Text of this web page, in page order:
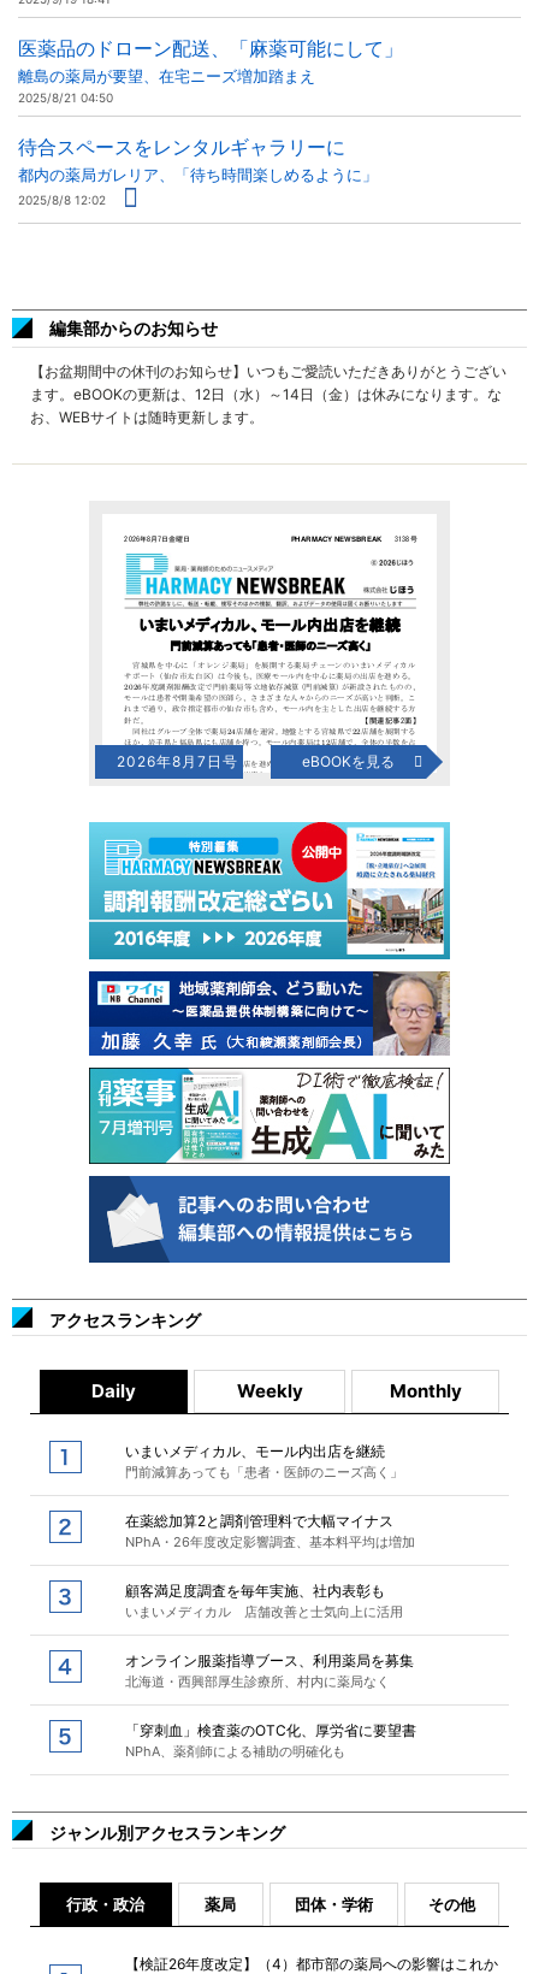
医薬品のドローン配送、「麻薬可能にして」
離島の薬局が要望、在宅ニーズ増加踏まえ
2025/8/21 04:50
待合スペースをレンタルギャラリーに
都内の薬局ガレリア、「待ち時間楽しめるように」
2025/8/8 12:02
編集部からのお知らせ
【お盆期間中の休刊のお知らせ】いつもご愛読いただきありがとうござい
ます。eBOOKの更新は、12日（水）～14日（金）は休みになります。な
お、WEBサイトは随時更新します。
2026年8月7日号 eBOOKを見る
アクセスランキング
Daily Weekly Monthly
いまいメディカル、モール内出店を継続
門前減算あっても「患者・医師のニーズ高く」
在薬総加算2と調剤管理料で大幅マイナス
NPhA・26年度改定影響調査、基本料平均は増加
顧客満足度調査を毎年実施、社内表彰も
いまいメディカル 店舗改善と士気向上に活用
オンライン服薬指導ブース、利用薬局を募集
北海道・西興部厚生診療所、村内に薬局なく
「穿刺血」検査薬のOTC化、厚労省に要望書
NPhA、薬剤師による補助の明確化も
ジャンル別アクセスランキング
行政・政治 薬局 団体・学術 その他
【検証26年度改定】（4）都市部の薬局への影響はこれか